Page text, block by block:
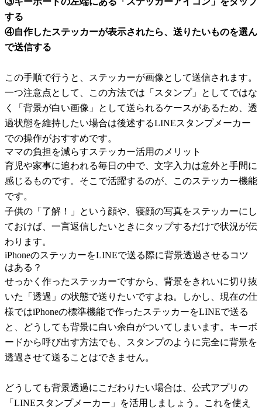
する
④自作したステッカーが表示されたら、送りたいものを選ん
で送信する
この手順で行うと、ステッカーが画像として送信されます。
一つ注意点として、この方法では「スタンプ」としてではな
く「背景が白い画像」として送られるケースがあるため、透
過状態を維持したい場合は後述するLINEスタンプメーカー
での操作がおすすめです。
ママの負担を減らすステッカー活用のメリット
育児や家事に追われる毎日の中で、文字入力は意外と手間に
感じるものです。そこで活躍するのが、このステッカー機能
です。
子供の「了解！」という顔や、寝顔の写真をステッカーにし
ておけば、一言返信したいときにタップするだけで状況が伝
わります。
iPhoneのステッカーをLINEで送る際に背景透過させるコツ
はある？
せっかく作ったステッカーですから、背景をきれいに切り抜
いた「透過」の状態で送りたいですよね。しかし、現在の仕
様ではiPhoneの標準機能で作ったステッカーをLINEで送る
と、どうしても背景に白い余白がついてしまいます。キーボ
ードから呼び出す方法でも、スタンプのように完全に背景を
透過させて送ることはできません。
どうしても背景透過にこだわりたい場合は、公式アプリの
「LINEスタンプメーカー」を活用しましょう。これを使え